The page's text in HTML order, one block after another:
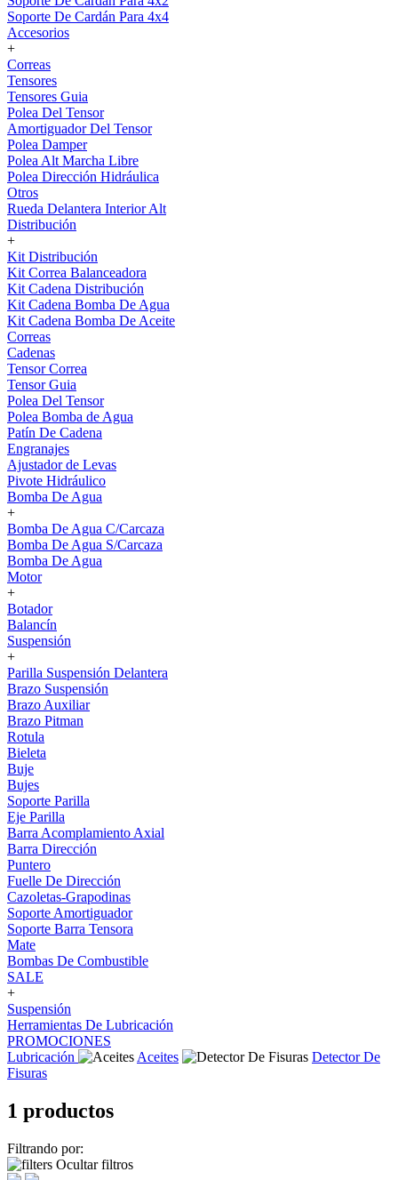
Soporte De Cardán Para 4x4
Accesorios
+
Correas
Tensores
Tensores Guia
Polea Del Tensor
Amortiguador Del Tensor
Polea Damper
Polea Alt Marcha Libre
Polea Dirección Hidráulica
Otros
Rueda Delantera Interior Alt
Distribución
+
Kit Distribución
Kit Correa Balanceadora
Kit Cadena Distribución
Kit Cadena Bomba De Agua
Kit Cadena Bomba De Aceite
Correas
Cadenas
Tensor Correa
Tensor Guia
Polea Del Tensor
Polea Bomba de Agua
Patín De Cadena
Engranajes
Ajustador de Levas
Pivote Hidráulico
Bomba De Agua
+
Bomba De Agua C/Carcaza
Bomba De Agua S/Carcaza
Bomba De Agua
Motor
+
Botador
Balancín
Suspensión
+
Parilla Suspensión Delantera
Brazo Suspensión
Brazo Auxiliar
Brazo Pitman
Rotula
Bieleta
Buje
Bujes
Soporte Parilla
Eje Parilla
Barra Acomplamiento Axial
Barra Dirección
Puntero
Fuelle De Dirección
Cazoletas-Grapodinas
Soporte Amortiguador
Soporte Barra Tensora
Mate
Bombas De Combustible
SALE
+
Suspensión
Herramientas De Lubricación
PROMOCIONES
Lubricación
Aceites
Detector De
Fisuras
1 productos
Filtrando por:
Ocultar filtros